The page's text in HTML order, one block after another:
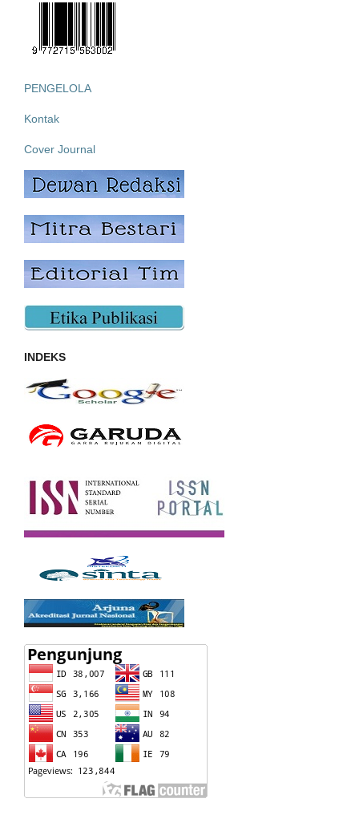
PENGELOLA
Kontak
Cover Journal
INDEKS